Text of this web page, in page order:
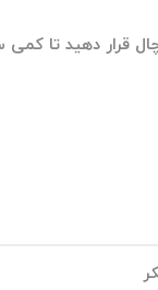
قرار دهید تا